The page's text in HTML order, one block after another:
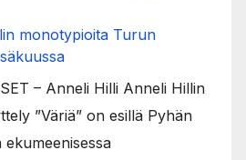
monotypioita Turun
– Anneli Hilli Anneli Hillin
”Väriä” on esillä Pyhän
ekumeenisessa